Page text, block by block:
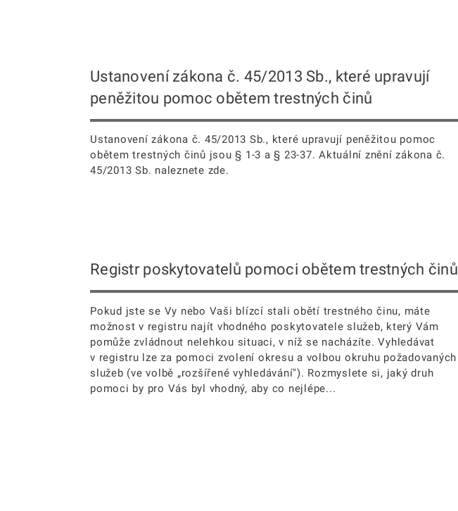
Ustanovení zákona č. 45/2013 Sb., které upravují
peněžitou pomoc obětem trestných činů
Ustanovení zákona č. 45/2013 Sb., které upravují peněžitou pomoc
obětem trestných činů jsou § 1-3 a § 23-37. Aktuální znění zákona č.
45/2013 Sb. naleznete zde.
Registr poskytovatelů pomoci obětem trestných činů
Pokud jste se Vy nebo Vaši blízcí stali obětí trestného činu, máte
možnost v registru najít vhodného poskytovatele služeb, který Vám
pomůže zvládnout nelehkou situaci, v níž se nacházíte. Vyhledávat
v registru lze za pomoci zvolení okresu a volbou okruhu požadovaných
služeb (ve volbě „rozšířené vyhledávání"). Rozmyslete si, jaký druh
pomoci by pro Vás byl vhodný, aby co nejlépe...